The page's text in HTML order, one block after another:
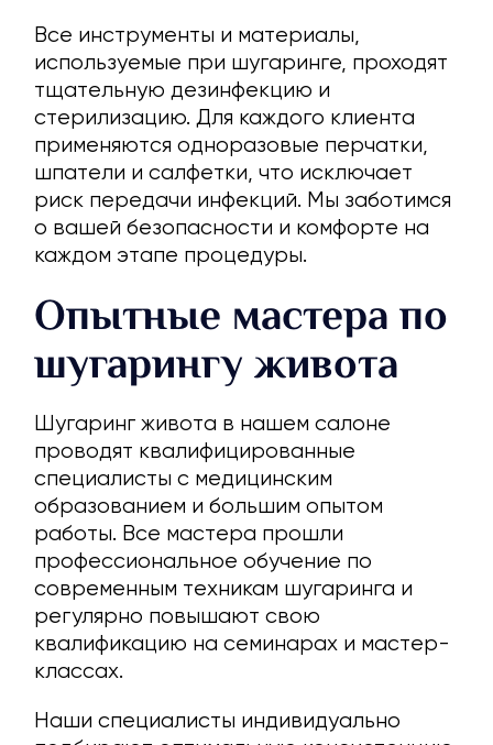
Все инструменты и материалы,
используемые при шугаринге, проходят
тщательную дезинфекцию и
стерилизацию. Для каждого клиента
применяются одноразовые перчатки,
шпатели и салфетки, что исключает
риск передачи инфекций. Мы заботимся
о вашей безопасности и комфорте на
каждом этапе процедуры.
Опытные мастера по
шугарингу живота
Шугаринг живота в нашем салоне
проводят квалифицированные
специалисты с медицинским
образованием и большим опытом
работы. Все мастера прошли
профессиональное обучение по
современным техникам шугаринга и
регулярно повышают свою
квалификацию на семинарах и мастер-
классах.
Наши специалисты индивидуально